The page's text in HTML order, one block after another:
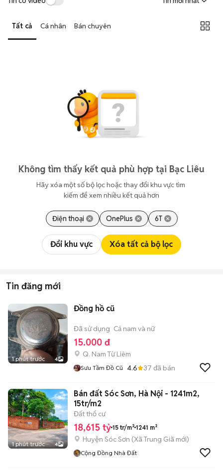
Tất cả Cá nhân Bán chuyên
Không tìm thấy kết quả phù hợp tại Bạc Liêu
Hãy xóa một số bộ lọc hoặc thay đổi khu vực tìm
kiếm để xem nhiều kết quả hơn
Điện thoại OnePlus 6T
Đổi khu vực Xóa tất cả bộ lọc
Tin đăng mới
1 phút trước 4
Đồng hồ cũ
Đã sử dụng Cả nam và nữ
15.000 đ
Q. Nam Từ Liêm
Sưu Tầm Đồ Cũ 4.6 37 đã bán
1 phút trước 4
Bán đất Sóc Sơn, Hà Nội - 1241m2,
15tr/m2
Đất thổ cư
18,615 tỷ 15 tr/m² 1241 m²
Huyện Sóc Sơn (Xã Trung Giã mới)
Cộng Đồng Nhà Đất